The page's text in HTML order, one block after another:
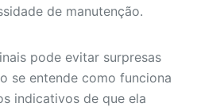
de manutenção.
pode evitar surpresas
se entende como funciona
indicativos de que ela